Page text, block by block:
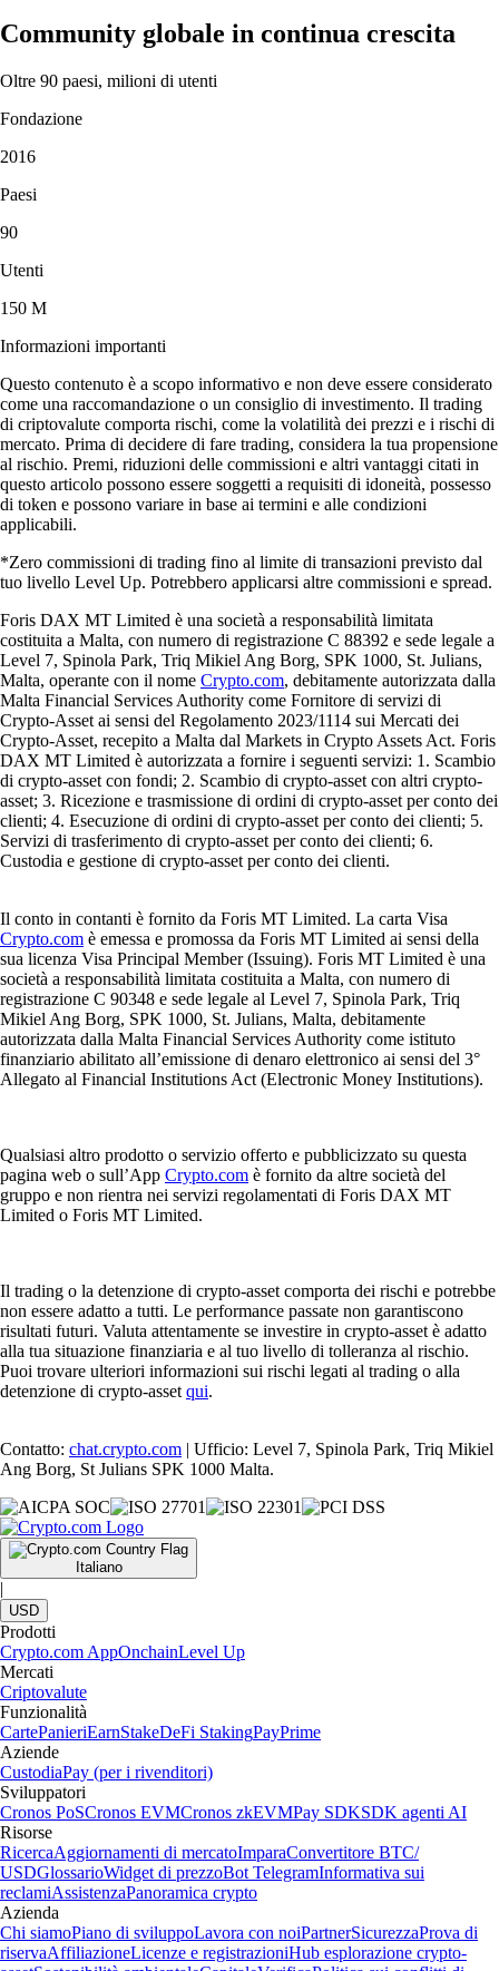
Community globale in continua crescita
Oltre 90 paesi, milioni di utenti
Fondazione
2016
Paesi
90
Utenti
150 M
Informazioni importanti
Questo contenuto è a scopo informativo e non deve essere considerato
come una raccomandazione o un consiglio di investimento. Il trading
di criptovalute comporta rischi, come la volatilità dei prezzi e i rischi di
mercato. Prima di decidere di fare trading, considera la tua propensione
al rischio. Premi, riduzioni delle commissioni e altri vantaggi citati in
questo articolo possono essere soggetti a requisiti di idoneità, possesso
di token e possono variare in base ai termini e alle condizioni
applicabili.
*Zero commissioni di trading fino al limite di transazioni previsto dal
tuo livello Level Up. Potrebbero applicarsi altre commissioni e spread.
Foris DAX MT Limited è una società a responsabilità limitata
costituita a Malta, con numero di registrazione C 88392 e sede legale a
Level 7, Spinola Park, Triq Mikiel Ang Borg, SPK 1000, St. Julians,
Malta, operante con il nome Crypto.com, debitamente autorizzata dalla
Malta Financial Services Authority come Fornitore di servizi di
Crypto-Asset ai sensi del Regolamento 2023/1114 sui Mercati dei
Crypto-Asset, recepito a Malta dal Markets in Crypto Assets Act. Foris
DAX MT Limited è autorizzata a fornire i seguenti servizi: 1. Scambio
di crypto-asset con fondi; 2. Scambio di crypto-asset con altri crypto-
asset; 3. Ricezione e trasmissione di ordini di crypto-asset per conto dei
clienti; 4. Esecuzione di ordini di crypto-asset per conto dei clienti; 5.
Servizi di trasferimento di crypto-asset per conto dei clienti; 6.
Custodia e gestione di crypto-asset per conto dei clienti.
Il conto in contanti è fornito da Foris MT Limited. La carta Visa
Crypto.com è emessa e promossa da Foris MT Limited ai sensi della
sua licenza Visa Principal Member (Issuing). Foris MT Limited è una
società a responsabilità limitata costituita a Malta, con numero di
registrazione C 90348 e sede legale al Level 7, Spinola Park, Triq
Mikiel Ang Borg, SPK 1000, St. Julians, Malta, debitamente
autorizzata dalla Malta Financial Services Authority come istituto
finanziario abilitato all’emissione di denaro elettronico ai sensi del 3°
Allegato al Financial Institutions Act (Electronic Money Institutions).
Qualsiasi altro prodotto o servizio offerto e pubblicizzato su questa
pagina web o sull’App Crypto.com è fornito da altre società del
gruppo e non rientra nei servizi regolamentati di Foris DAX MT
Limited o Foris MT Limited.
Il trading o la detenzione di crypto-asset comporta dei rischi e potrebbe
non essere adatto a tutti. Le performance passate non garantiscono
risultati futuri. Valuta attentamente se investire in crypto-asset è adatto
alla tua situazione finanziaria e al tuo livello di tolleranza al rischio.
Puoi trovare ulteriori informazioni sui rischi legati al trading o alla
detenzione di crypto-asset qui.
Contatto: chat.crypto.com | Ufficio: Level 7, Spinola Park, Triq Mikiel
Ang Borg, St Julians SPK 1000 Malta.
Italiano
|
USD
Prodotti
Crypto.com AppOnchainLevel Up
Mercati
Criptovalute
Funzionalità
CartePanieriEarnStakeDeFi StakingPayPrime
Aziende
CustodiaPay (per i rivenditori)
Sviluppatori
Cronos PoSCronos EVMCronos zkEVMPay SDKSDK agenti AI
Risorse
RicercaAggiornamenti di mercatoImparaConvertitore BTC/
USDGlossarioWidget di prezzoBot TelegramInformativa sui
reclamiAssistenzaPanoramica crypto
Azienda
Chi siamoPiano di sviluppoLavora con noiPartnerSicurezzaProva di
riservaAffiliazioneLicenze e registrazioniHub esplorazione crypto-